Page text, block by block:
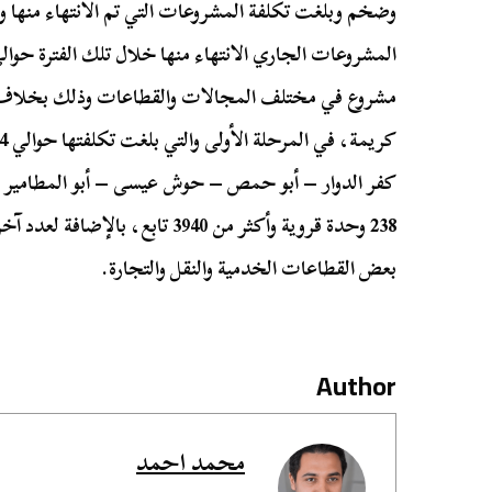
وضخم وبلغت تكلفة المشروعات التي تم الانتهاء
مشروع في مختلف المجالات والقطاعات وذلك بخلاف
238 وحدة قروية وأكثر من 3940
بعض القطاعات الخدمية والنقل والتجارة.
Author
محمد احمد